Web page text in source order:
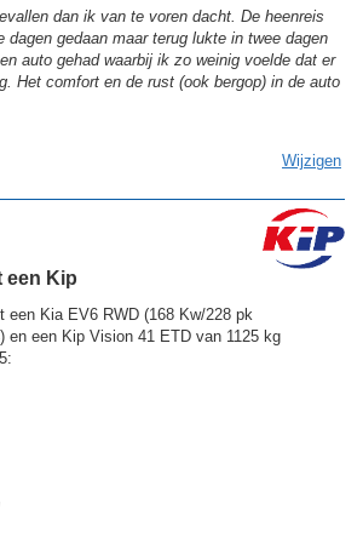
dan ik van te voren dacht. De heenreis
dagen gedaan maar terug lukte in twee dagen
auto gehad waarbij ik zo weinig voelde dat er
Het comfort en de rust (ook bergop) in de auto
Wijzigen
een Kip
een Kia EV6 RWD (168 Kw/228 pk
en een Kip Vision 41 ETD van 1125 kg